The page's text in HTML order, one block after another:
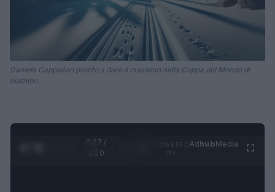
Daniele Cappellari pronto a dare il massimo nella Coppa del Mondo di
biathlon.
0:28 /
1:20
AdhubMedia